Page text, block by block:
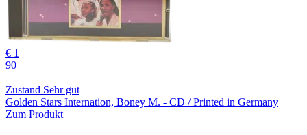
€ 1
90
Zustand Sehr gut
Golden Stars Internation, Boney M. - CD / Printed in Germany
Zum Produkt